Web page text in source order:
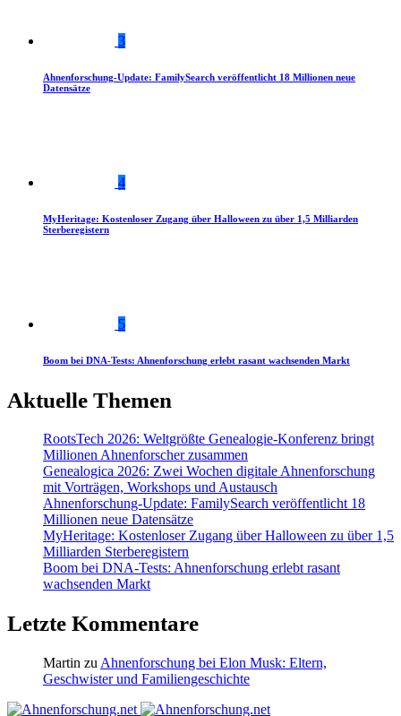
3
Ahnenforschung-Update: FamilySearch veröffentlicht 18 Millionen neue
Datensätze
4
MyHeritage: Kostenloser Zugang über Halloween zu über 1,5 Milliarden
Sterberegistern
5
Boom bei DNA-Tests: Ahnenforschung erlebt rasant wachsenden Markt
Aktuelle Themen
RootsTech 2026: Weltgrößte Genealogie-Konferenz bringt
Millionen Ahnenforscher zusammen
Genealogica 2026: Zwei Wochen digitale Ahnenforschung
mit Vorträgen, Workshops und Austausch
Ahnenforschung-Update: FamilySearch veröffentlicht 18
Millionen neue Datensätze
MyHeritage: Kostenloser Zugang über Halloween zu über 1,5
Milliarden Sterberegistern
Boom bei DNA-Tests: Ahnenforschung erlebt rasant
wachsenden Markt
Letzte Kommentare
Martin zu Ahnenforschung bei Elon Musk: Eltern,
Geschwister und Familiengeschichte